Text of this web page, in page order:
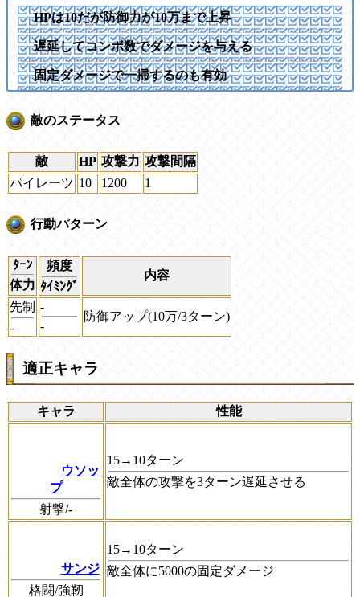
HPは10だが防御力が10万まで上昇
遅延してコンボ数でダメージを与える
固定ダメージで一掃するのも有効
敵のステータス
敵 HP 攻撃力 攻撃間隔
パイレーツ 10 1200 1
行動パターン
ﾀｰﾝ
体力
頻度
ﾀｲﾐﾝｸﾞ
内容
先制
-
-
-
防御アップ(10万/3ターン)
適正キャラ
キャラ 性能
ウソッ
プ
射撃/-
15→10ターン
敵全体の攻撃を3ターン遅延させる
サンジ
格闘/強靭
15→10ターン
敵全体に5000の固定ダメージ